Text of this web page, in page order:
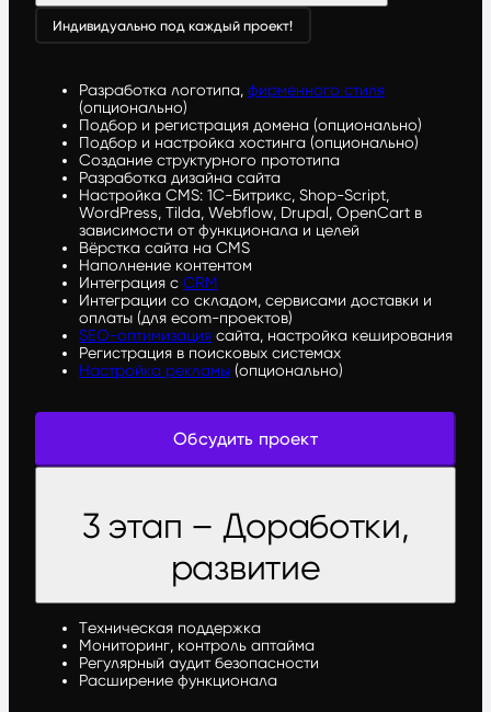
Индивидуально под каждый проект!
Разработка логотипа, фирменного стиля
(опционально)
Подбор и регистрация домена (опционально)
Подбор и настройка хостинга (опционально)
Создание структурного прототипа
Разработка дизайна сайта
Настройка CMS: 1С-Битрикс, Shop-Script,
WordPress, Tilda, Webflow, Drupal, OpenCart в
зависимости от функционала и целей
Вёрстка сайта на CMS
Наполнение контентом
Интеграция с CRM
Интеграции со складом, сервисами доставки и
оплаты (для ecom-проектов)
SEO-оптимизация сайта, настройка кеширования
Регистрация в поисковых системах
Настройка рекламы (опционально)
Обсудить проект
3 этап – Доработки,
развитие
Техническая поддержка
Мониторинг, контроль аптайма
Регулярный аудит безопасности
Расширение функционала